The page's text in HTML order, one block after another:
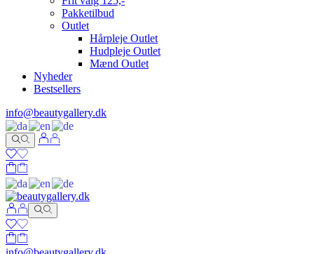
Pakketilbud
Outlet
Hårpleje Outlet
Hudpleje Outlet
Mænd Outlet
Nyheder
Bestsellers
info@beautygallery.dk